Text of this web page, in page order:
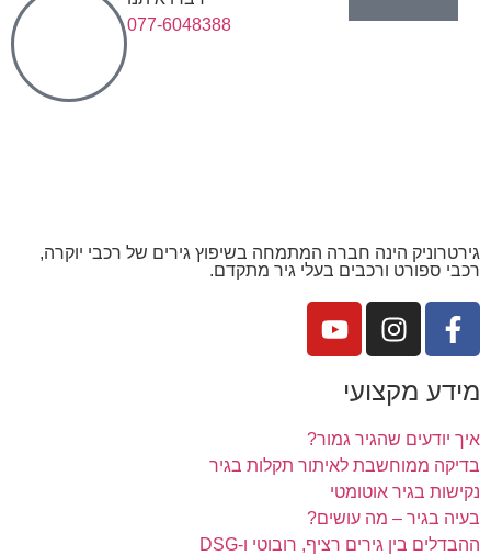
077-6048388
גירטרוניק הינה חברה המתמחה בשיפוץ גירים של רכבי יוקרה,
רכבי ספורט ורכבים בעלי גיר מתקדם.
מידע מקצועי
איך יודעים שהגיר גמור?
בדיקה ממוחשבת לאיתור תקלות בגיר
נקישות בגיר אוטומטי
בעיה בגיר – מה עושים?
ההבדלים בין גירים רציף, רובוטי ו-DSG